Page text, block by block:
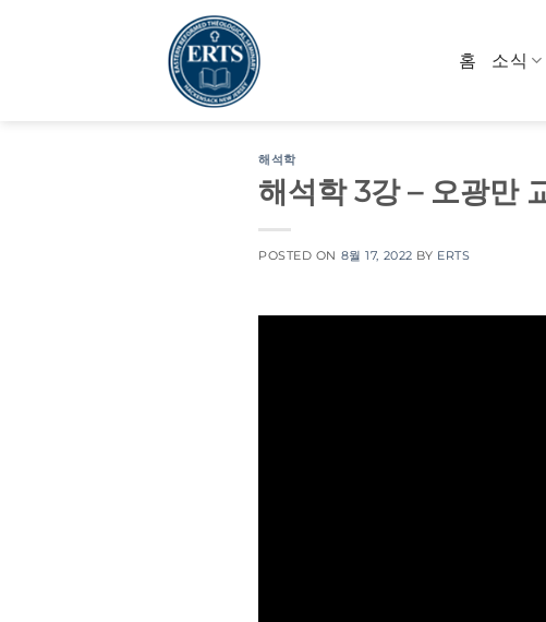
홈 소식
해석학
해석학 3강 – 오광만
POSTED ON 8월 17, 2022 BY ERTS